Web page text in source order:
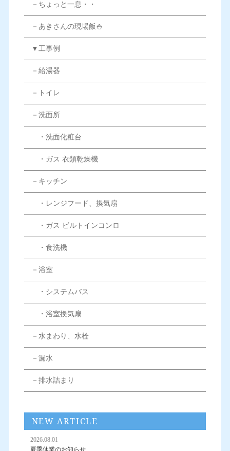
－ちょっと一息・・
－あきさんの現場飯🍚
▼工事例
－給湯器
－トイレ
－洗面所
・洗面化粧台
・ガス 衣類乾燥機
－キッチン
・レンジフード、換気扇
・ガス ビルトインコンロ
・食洗機
－浴室
・システムバス
・浴室換気扇
－水まわり、水栓
－漏水
－排水詰まり
NEW ARTICLE
2026.08.01
夏季休業のお知らせ